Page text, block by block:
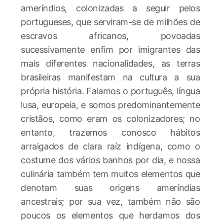
ameríndios, colonizadas a seguir pelos
portugueses, que serviram-se de milhões de
escravos africanos, povoadas
sucessivamente enfim por imigrantes das
mais diferentes nacionalidades, as terras
brasileiras manifestam na cultura a sua
própria história. Falamos o português, língua
lusa, europeia, e somos predominantemente
cristãos, como eram os colonizadores; no
entanto, trazemos conosco hábitos
arraigados de clara raíz indígena, como o
costume dos vários banhos por dia, e nossa
culinária também tem muitos elementos que
denotam suas origens ameríndias
ancestrais; por sua vez, também não são
poucos os elementos que herdamos dos